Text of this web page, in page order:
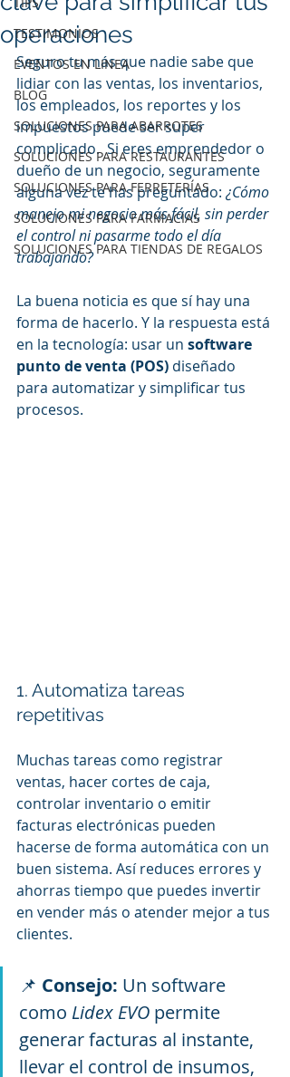
TESTIMONIOS
EVENTOS EN LINEA
BLOG
SOLUCIONES PARA ABARROTES
SOLUCIONES PARA RESTAURANTES
SOLUCIONES PARA FERRETERÍAS
SOLUCIONES PARA FARMACIAS
SOLUCIONES PARA TIENDAS DE REGALOS
operaciones
Seguro tu más que nadie sabe que
lidiar con las ventas, los inventarios,
los empleados, los reportes y los
impuestos puede ser super
complicado.  Si eres emprendedor o
dueño de un negocio, seguramente
alguna vez te has preguntado: ¿Cómo
manejo mi negocio más fácil, sin perder
el control ni pasarme todo el día
trabajando?
La buena noticia es que sí hay una
forma de hacerlo. Y la respuesta está
en la tecnología: usar un software
punto de venta (POS) diseñado
para automatizar y simplificar tus
procesos.
1. Automatiza tareas
repetitivas
Muchas tareas como registrar
ventas, hacer cortes de caja,
controlar inventario o emitir
facturas electrónicas pueden
hacerse de forma automática con un
buen sistema. Así reduces errores y
ahorras tiempo que puedes invertir
en vender más o atender mejor a tus
clientes.
📌 Consejo: Un software
como Lidex EVO permite
generar facturas al instante,
llevar el control de insumos,